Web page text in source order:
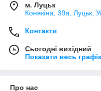
м. Луцьк
Конякіна, 39а, Луцьк,
Контакти
Сьогодні вихідний
Показати весь
Про нас